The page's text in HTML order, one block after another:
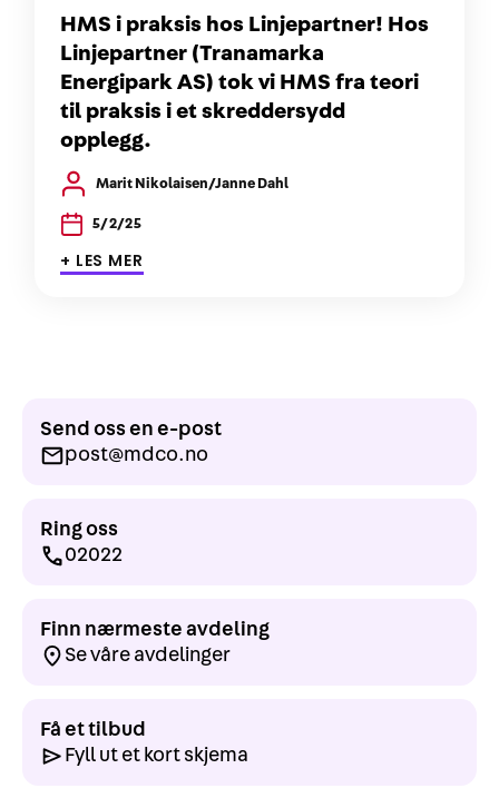
HMS i praksis hos Linjepartner! Hos
Linjepartner (Tranamarka
Energipark AS) tok vi HMS fra teori
til praksis i et skreddersydd
opplegg.
Marit Nikolaisen/Janne Dahl
5/2/25
+ LES MER
Send oss en e-post
post@mdco.no
Ring oss
02022
Finn nærmeste avdeling
Se våre avdelinger
Få et tilbud
Fyll ut et kort skjema